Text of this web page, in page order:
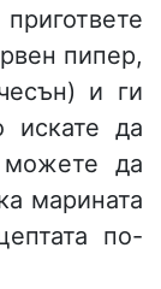
пригответе
пипер,
и ги
искате да
можете да
марината
по-